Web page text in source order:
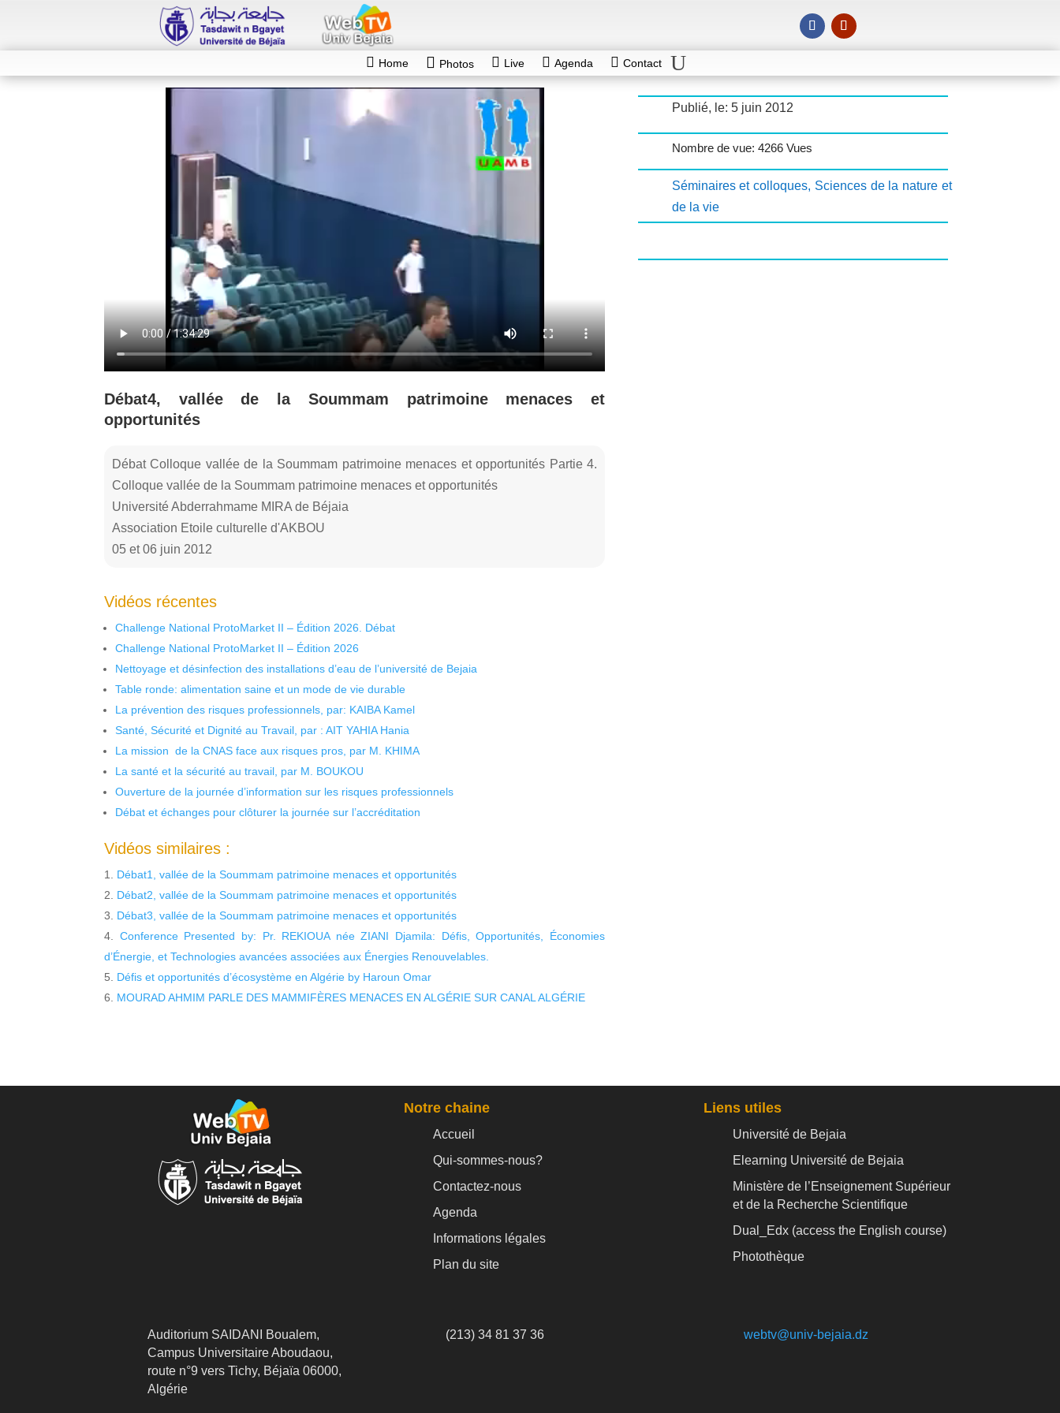
Home Photos Live Agenda Contact
Débat4, vallée de la Soummam patrimoine menaces et
opportunités
Débat Colloque vallée de la Soummam patrimoine menaces et opportunités Partie 4.
Colloque vallée de la Soummam patrimoine menaces et opportunités
Université Abderrahmame MIRA de Béjaia
Association Etoile culturelle d'AKBOU
05 et 06 juin 2012
Vidéos récentes
Challenge National ProtoMarket II – Édition 2026. Débat
Challenge National ProtoMarket II – Édition 2026
Nettoyage et désinfection des installations d’eau de l’université de Bejaia
Table ronde: alimentation saine et un mode de vie durable
La prévention des risques professionnels, par: KAIBA Kamel
Santé, Sécurité et Dignité au Travail, par : AIT YAHIA Hania
La mission de la CNAS face aux risques pros, par M. KHIMA
La santé et la sécurité au travail, par M. BOUKOU
Ouverture de la journée d’information sur les risques professionnels
Débat et échanges pour clôturer la journée sur l’accréditation
Vidéos similaires :
Débat1, vallée de la Soummam patrimoine menaces et opportunités
Débat2, vallée de la Soummam patrimoine menaces et opportunités
Débat3, vallée de la Soummam patrimoine menaces et opportunités
Conference Presented by: Pr. REKIOUA née ZIANI Djamila: Défis, Opportunités, Économies
d’Énergie, et Technologies avancées associées aux Énergies Renouvelables.
Défis et opportunités d’écosystème en Algérie by Haroun Omar
MOURAD AHMIM PARLE DES MAMMIFÈRES MENACES EN ALGÉRIE SUR CANAL ALGÉRIE
Publié, le: 5 juin 2012
Nombre de vue: 4266 Vues
Séminaires et colloques, Sciences de la nature et
de la vie
Notre chaine
Accueil
Qui-sommes-nous?
Contactez-nous
Agenda
Informations légales
Plan du site
Liens utiles
Université de Bejaia
Elearning Université de Bejaia
Ministère de l’Enseignement Supérieur
et de la Recherche Scientifique
Dual_Edx (access the English course)
Photothèque
Auditorium SAIDANI Boualem,
Campus Universitaire Aboudaou,
route n°9 vers Tichy, Béjaïa 06000,
Algérie
(213) 34 81 37 36 webtv@univ-bejaia.dz